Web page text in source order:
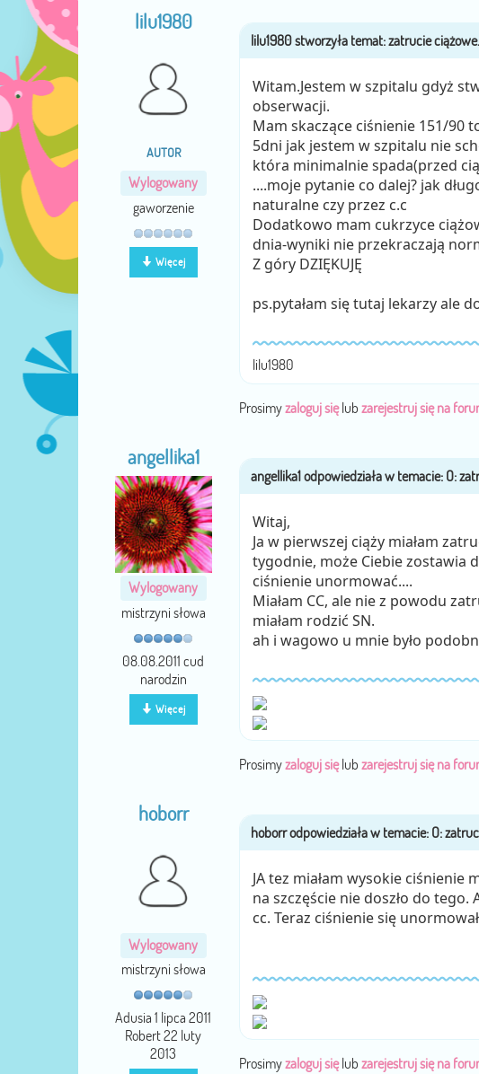
lilu1980
AUTOR
Wylogowany
gaworzenie
Więcej
Witam.Jestem w szpitalu gdyż
obserwacji.
Mam skaczące ciśnienie 151/90
5dni jak jestem w szpitalu nie
która minimalnie spada(przed
....moje pytanie co dalej? jak
naturalne czy przez c.c
Dodatkowo mam cukrzyce
dnia-wyniki nie przekraczają
Z góry DZIĘKUJĘ
ps.pytałam się tutaj lekarzy ale
lilu1980
Prosimyzaloguj sięlub zarejestruj się na
angellika1
Wylogowany
mistrzyni słowa
08.08.2011 cud
narodzin
Więcej
Witaj,
Ja w pierwszej ciąży miałam
tygodnie, może Ciebie zostawia
ciśnienie unormować....
Miałam CC, ale nie z powodu
miałam rodzić SN.
ah i wagowo u mnie było
Prosimyzaloguj sięlub zarejestruj się na
hoborr
Wylogowany
mistrzyni słowa
Adusia 1 lipca 2011
Robert 22 luty
2013
JA tez miałam wysokie ciśnienie
na szczęście nie doszło do
cc. Teraz ciśnienie się
Prosimyzaloguj sięlub zarejestruj się na